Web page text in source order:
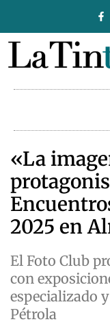
«La
2025 en
El Foto Club
con
especializado
Pétrola